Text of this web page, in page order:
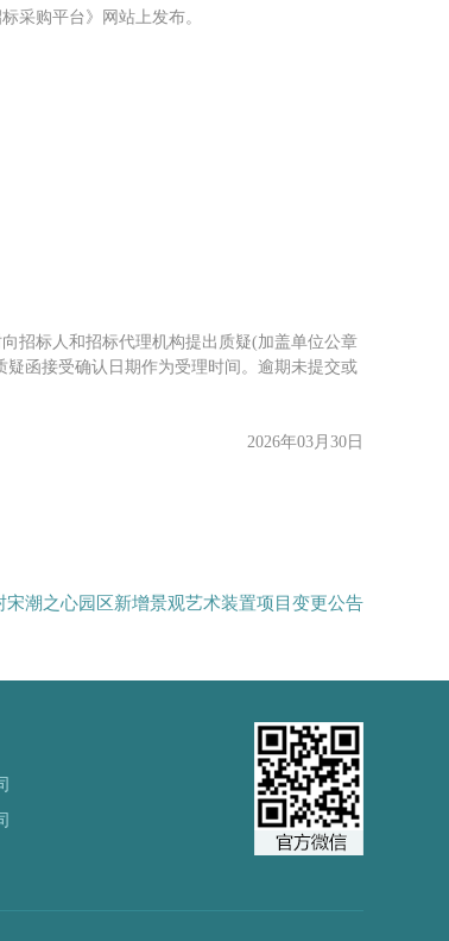
采购平台》网站上发布。
招标人和招标代理机构提出质疑(加盖单位公章
函接受确认日期作为受理时间。逾期未提交或
2026年03月30日
宋潮之心园区新增景观艺术装置项目变更公告